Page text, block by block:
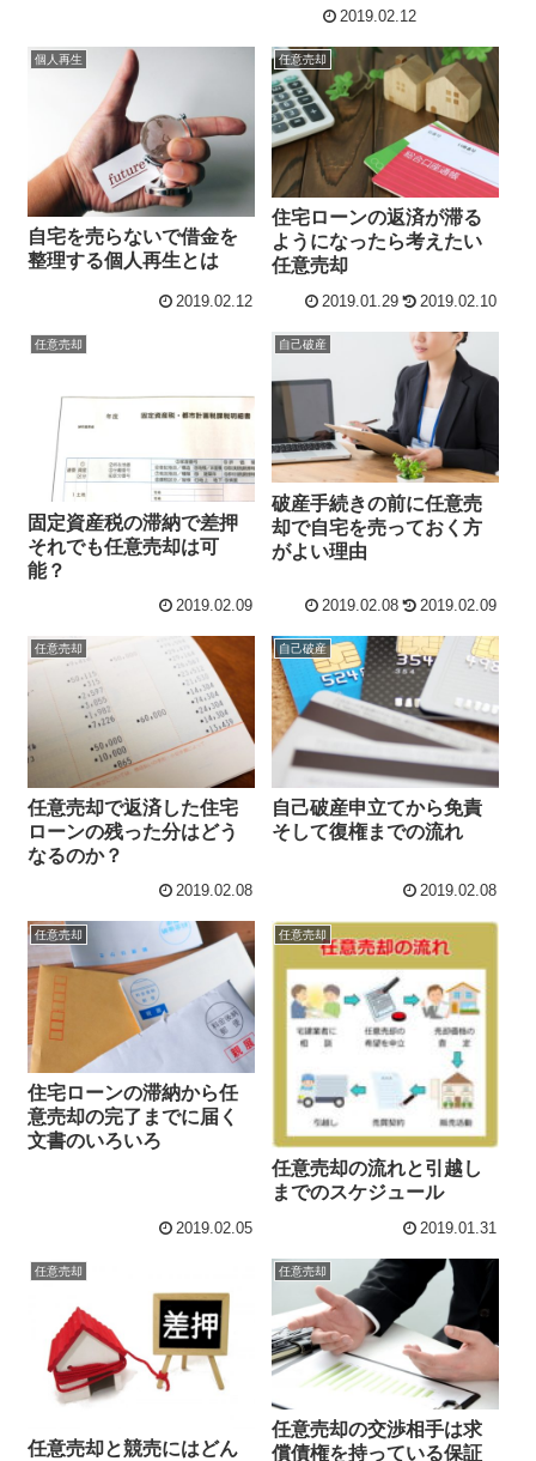
2019.02.12
個人再生
自宅を売らないで借金を
整理する個人再生とは
2019.02.12
任意売却
住宅ローンの返済が滞る
ようになったら考えたい
任意売却
2019.01.29 2019.02.10
任意売却
固定資産税の滞納で差押
それでも任意売却は可
能？
2019.02.09
自己破産
破産手続きの前に任意売
却で自宅を売っておく方
がよい理由
2019.02.08 2019.02.09
任意売却
任意売却で返済した住宅
ローンの残った分はどう
なるのか？
2019.02.08
自己破産
自己破産申立てから免責
そして復権までの流れ
2019.02.08
任意売却
住宅ローンの滞納から任
意売却の完了までに届く
文書のいろいろ
2019.02.05
任意売却
任意売却の流れと引越し
までのスケジュール
2019.01.31
任意売却
任意売却と競売にはどん
任意売却
任意売却の交渉相手は求
償債権を持っている保証